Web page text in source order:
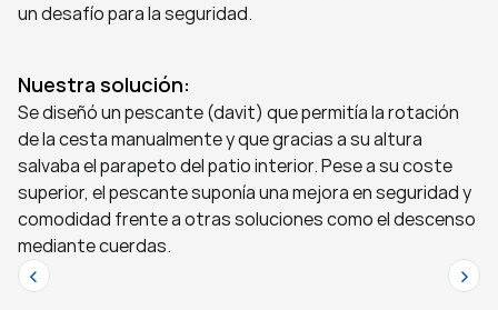
un desafío para la seguridad.
Nuestra solución:
Se diseñó un pescante (davit) que permitía la rotación
de la cesta manualmente y que gracias a su altura
salvaba el parapeto del patio interior. Pese a su coste
superior, el pescante suponía una mejora en seguridad y
comodidad frente a otras soluciones como el descenso
mediante cuerdas.
‹ >